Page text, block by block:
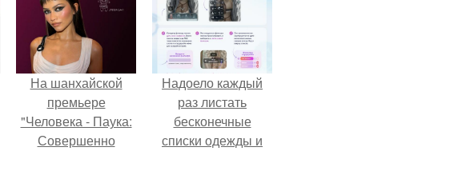
На шанхайской
премьере
"Человека - Паука:
Совершенно
Надоело каждый
раз листать
бесконечные
списки одежды и